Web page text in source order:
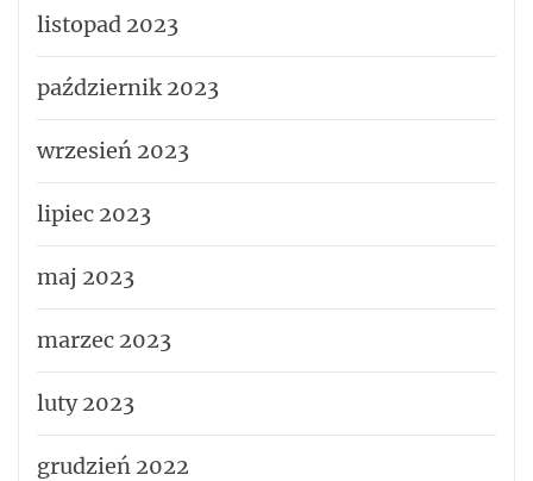
listopad 2023
październik 2023
wrzesień 2023
lipiec 2023
maj 2023
marzec 2023
luty 2023
grudzień 2022